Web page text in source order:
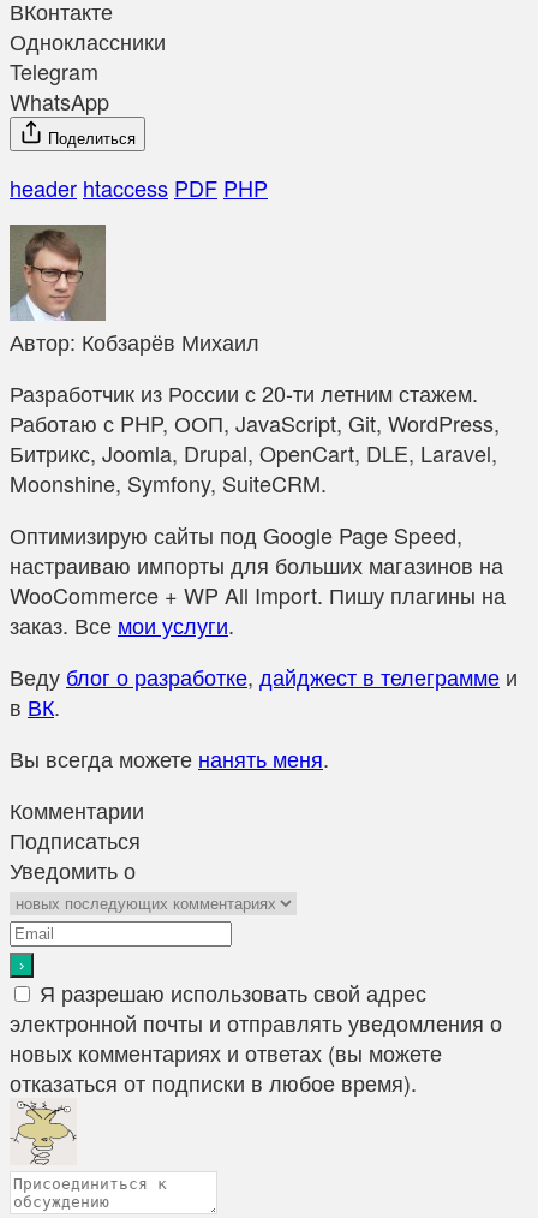
ВКонтакте
Одноклассники
Telegram
WhatsApp
Поделиться
header htaccess PDF PHP
Автор: Кобзарёв Михаил
Разработчик из России с 20-ти летним стажем.
Работаю с PHP, ООП, JavaScript, Git, WordPress,
Битрикс, Joomla, Drupal, OpenCart, DLE, Laravel,
Moonshine, Symfony, SuiteCRM.
Оптимизирую сайты под Google Page Speed,
настраиваю импорты для больших магазинов на
WooCommerce + WP All Import. Пишу плагины на
заказ. Все мои услуги.
Веду блог о разработке, дайджест в телеграмме и
в ВК.
Вы всегда можете нанять меня.
Комментарии
Подписаться
Уведомить о
Я разрешаю использовать свой адрес
электронной почты и отправлять уведомления о
новых комментариях и ответах (вы можете
отказаться от подписки в любое время).